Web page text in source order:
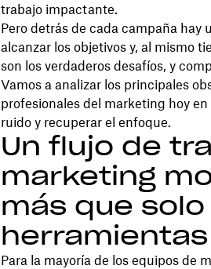
trabajo impactante.
Pero detrás de cada campaña
alcanzar los objetivos y, al mismo
son los verdaderos desafíos, y
Vamos a analizar los principales
profesionales del marketing hoy
ruido y recuperar el enfoque.
Un flujo de
marketing
más que
herramientas
Para la mayoría de los equipos de